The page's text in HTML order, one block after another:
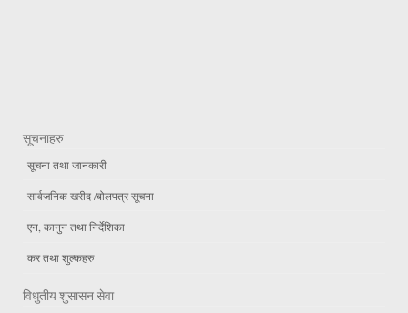
सूचनाहरु
सूचना तथा जानकारी
सार्वजनिक खरीद /बोलपत्र सूचना
एन, कानुन तथा निर्देशिका
कर तथा शुल्कहरु
विधुतीय शुसासन सेवा